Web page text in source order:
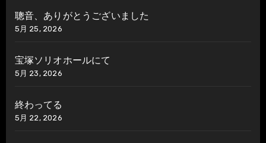
聰音、ありがとうございました
5月 25, 2026
宝塚ソリオホールにて
5月 23, 2026
終わってる
5月 22, 2026